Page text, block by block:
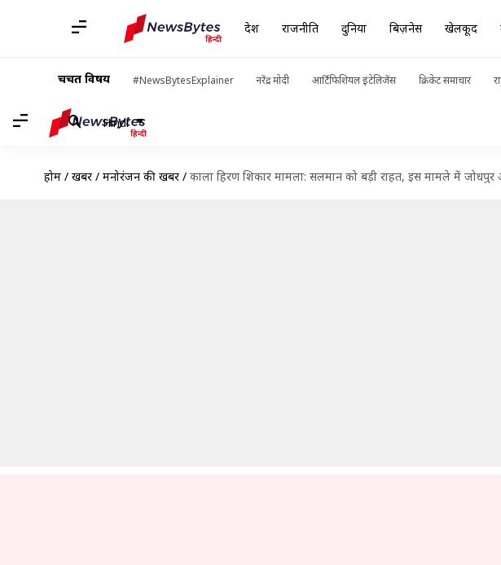
देश राजनीति दुनिया बिज़नेस खेलकूद
चर्चित विषय #NewsBytesExplainer नरेंद्र मोदी आर्टिफिशियल इंटेलिजेंस क्रिकेट समाचार
Hindi
होम / खबरें / मनोरंजन की खबरें / काला हिरण शिकार मामला: सलमान को बड़ी राहत, इस मामले में जोधपुर